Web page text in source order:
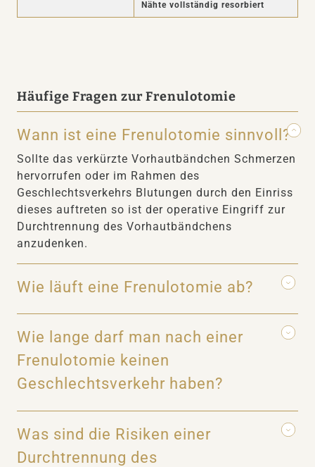
Nähte vollständig resorbiert
Häufige Fragen zur Frenulotomie
Wann ist eine Frenulotomie sinnvoll?
Sollte das verkürzte Vorhautbändchen Schmerzen
hervorrufen oder im Rahmen des
Geschlechtsverkehrs Blutungen durch den Einriss
dieses auftreten so ist der operative Eingriff zur
Durchtrennung des Vorhautbändchens
anzudenken.
Wie läuft eine Frenulotomie ab?
Wie lange darf man nach einer
Frenulotomie keinen
Geschlechtsverkehr haben?
Was sind die Risiken einer
Durchtrennung des